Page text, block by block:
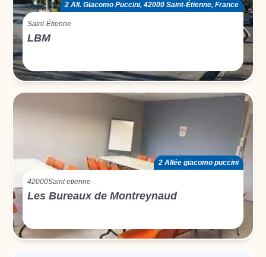
2 All. Giacomo Puccini, 42000 Saint-Étienne, France
Saint-Étienne
LBM
2 Allée giacomo puccini
42000Saint etienne
Les Bureaux de Montreynaud